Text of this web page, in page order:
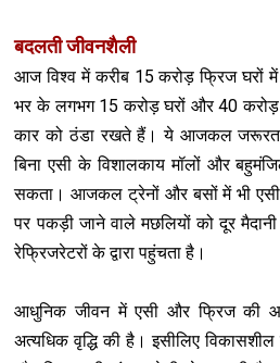
बदलती जीवनशैली
आज विश्व में करीब 15 करोड़ फ्रिज घरों
भर के लगभग 15 करोड़ घरों और 40
कार को ठंडा रखते हैं। ये आजकल
बिना एसी के विशालकाय मॉलों और
सकता। आजकल ट्रेनों और बसों में भी एसी
पर पकड़ी जाने वाले मछलियों को दूर
रेफ्रिजरेटरों के द्वारा पहुंचता है।
आधुनिक जीवन में एसी और फ्रिज की
अत्यधिक वृद्धि की है। इसीलिए